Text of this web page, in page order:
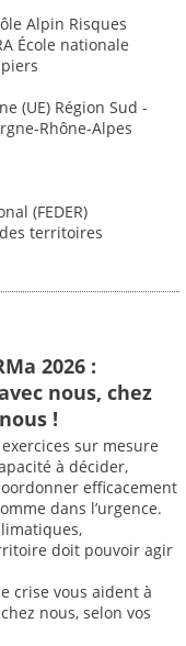
Alpin Risques
École nationale
(UE) Région Sud -
Rhône-Alpes
(FEDER)
territoires
2026 :
nous, chez
!
sur mesure
à décider,
efficacement
dans l’urgence.
doit pouvoir agir
crise vous aident à
nous, selon vos